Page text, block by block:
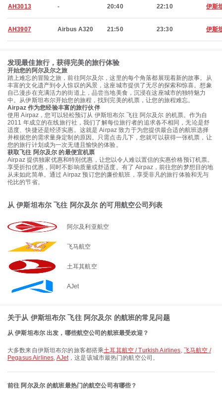
AH3013 - 20:40 22:10 伊斯
AH3907 Airbus A320 21:50 23:30 伊斯
发现最佳旅行，获得完美的旅行体验
开始您的阿尔及尔之旅
踏上难忘的冒险之旅，前往阿尔及尔，这里的每个角落都展现着新的故事。从
丰富的文化遗产到令人惊叹的风景，这座城市提供了无尽的探索和惊喜。想象
自己漫步在充满活力的街道上，品尝当地美食，沉浸在这座城市的独特魅力
中。从伊斯坦布尔开始您的旅程，找到完美的机票，让您的旅程难忘。
Airpaz 作为您经验丰富的旅行伙伴
使用 Airpaz，您可以轻松预订从 伊斯坦布尔 飞往 阿尔及尔 的机票。作为自
2011 年成立的在线旅行社，我们了解每位旅行者的追求各不相同，无论是舒
适度、快捷还是经济实惠。这就是 Airpaz 致力于为您提供最合适的航班选择
并根据您的需求量身定制的原因。只需点击几下，您就可以获得一张机票，让
您的旅行计划成为一次无缝且愉快的体验。
获取飞往 阿尔及尔 的最便宜机票
Airpaz 提供独家优惠和特别优惠，让您以令人难以置信的实惠价格预订机票。
享受折扣优惠，同时不影响质量或舒适度。有了 Airpaz，前往您的梦想目的地
从未如此简单。通过 Airpaz 预订您的廉价航班，享受非凡的旅行体验和无与
伦比的节省。
从 伊斯坦布尔 飞往 阿尔及尔 的可用航空公司列表
阿尔及利亚航空
飞马航空
土耳其航空
AJet
关于从 伊斯坦布尔 飞往 阿尔及尔 的航班的常见问题
从 伊斯坦布尔 出发，哪些航空公司的航班最受欢迎？
大多数来自伊斯坦布尔的旅客都搭乘土耳其航空 / Turkish Airlines, 飞马航空 /
Pegasus Airlines, AJet，这是该城市最热门的航空公司。
前往 阿尔及尔 的航班最热门的航空公司有哪些？